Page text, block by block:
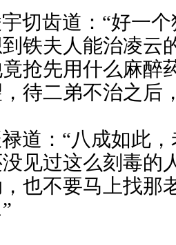
切齿道：“好一
铁夫人能治凌云
抢先用什么麻醉
，待二弟不治之
道：“八成如此
见过这么刻毒的
也不要马上找那